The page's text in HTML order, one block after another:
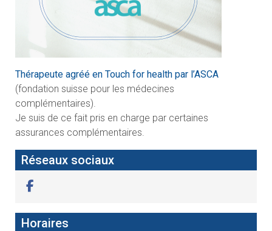
Thérapeute agréé en Touch for health par l’ASCA
(fondation suisse pour les médecines
complémentaires).
Je suis de ce fait pris en charge par certaines
assurances complémentaires.
Réseaux sociaux
Horaires